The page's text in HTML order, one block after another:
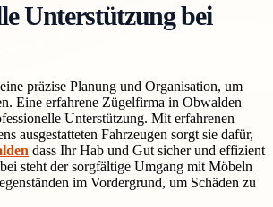
Unterstützung bei
präzise Planung und Organisation, um
Eine erfahrene Zügelfirma in Obwalden
Unterstützung. Mit erfahrenen
ausgestatteten Fahrzeugen sorgt sie dafür,
dass Ihr Hab und Gut sicher und effizient
steht der sorgfältige Umgang mit Möbeln
im Vordergrund, um Schäden zu